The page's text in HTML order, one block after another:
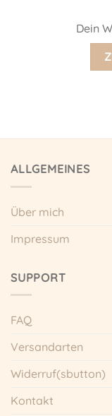
Dein
ALLGEMEINES
Über mich
Impressum
SUPPORT
FAQ
Versandarten
Widerruf(sbutton)
Kontakt